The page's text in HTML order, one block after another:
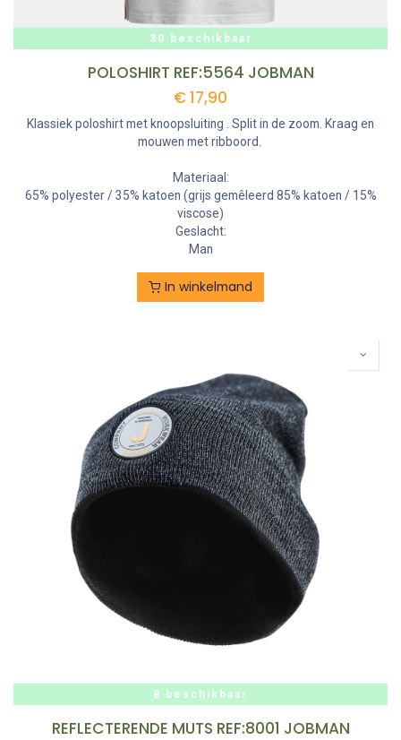
30 beschikbaar
POLOSHIRT REF:5564 JOBMAN
€17,90
Klassiek poloshirt met knoopsluiting . Split in de zoom. Kraag en
mouwen met ribboord.
Materiaal:
65% polyester / 35% katoen (grijs gemêleerd 85% katoen / 15%
viscose)
Geslacht:
Man
In winkelmand
8 beschikbaar
REFLECTERENDE MUTS REF:8001 JOBMAN